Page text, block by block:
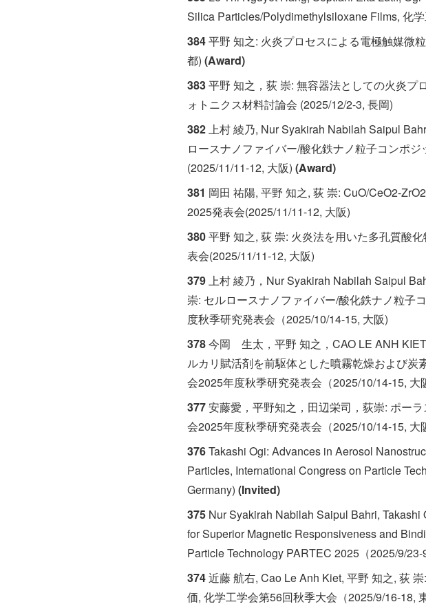
Silica Particles/Polydimethylsiloxane Films, 化
384平野 知之: 火炎プロセスによる電極触媒微
都) (Award)
383平野 知之，荻 崇: 無容器法としての火炎プ
ォトニクス材料討論会 (2025/12/2-3, 長岡)
382上村 綾乃, Nur Syakirah Nabilah Saipul
ロースナノファイバー/酸化鉄ナノ粒子コンポ
(2025/11/11-12, 大阪) (Award)
381 岡田 祐陽, 平野 知之, 荻 崇: CuO/CeO2-
2025発表会(2025/11/11-12, 大阪)
380平野 知之, 荻 崇: 火炎法を用いた多孔質酸
表会(2025/11/11-12, 大阪)
379上村 綾乃，Nur Syakirah Nabilah Saipul
崇: セルロースナノファイバー/酸化鉄ナノ粒子
度秋季研究発表会（2025/10/14-15, 大阪)
378今岡 生太，平野 知之，CAO LE ANH
ルカリ賦活剤を前駆体とした噴霧乾燥および
会2025年度秋季研究発表会（2025/10/14-15, 大
377安藤愛，平野知之，田辺栄司，荻崇: ポー
会2025年度秋季研究発表会（2025/10/14-15, 大
376Takashi Ogi: Advances in Aerosol
Particles, International Congress on Particle
Germany) (Invited)
375 Nur Syakirah Nabilah Saipul Bahri,
for Superior Magnetic Responsiveness and
Particle Technology PARTEC 2025（2025/9/
374近藤 航右, Cao Le Anh Kiet, 平野 知之, 荻
価, 化学工学会第56回秋季大会（2025/9/16-18,